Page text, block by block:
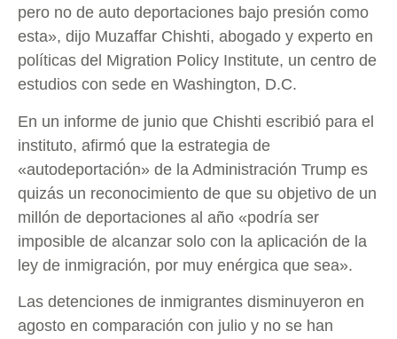
pero no de auto deportaciones bajo presión como
esta», dijo Muzaffar Chishti, abogado y experto en
políticas del Migration Policy Institute, un centro de
estudios con sede en Washington, D.C.
En un informe de junio que Chishti escribió para el
instituto, afirmó que la estrategia de
«autodeportación» de la Administración Trump es
quizás un reconocimiento de que su objetivo de un
millón de deportaciones al año «podría ser
imposible de alcanzar solo con la aplicación de la
ley de inmigración, por muy enérgica que sea».
Las detenciones de inmigrantes disminuyeron en
agosto en comparación con julio y no se han